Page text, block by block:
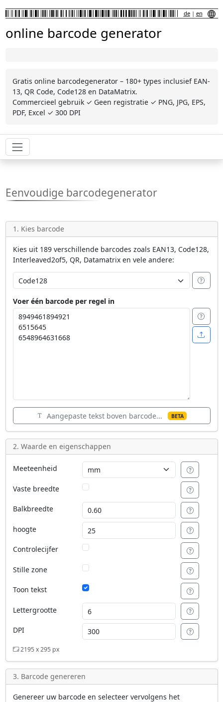
de| en
online barcode generator
Gratis online barcodegenerator – 180+ types inclusief EAN-
13, QR Code, Code128 en DataMatrix.
Commercieel gebruik ✓ Geen registratie ✓ PNG, JPG, EPS,
PDF, Excel ✓ 300 DPI
Eenvoudige barcodegenerator
1. Kies barcode
Kies uit 189 verschillende barcodes zoals EAN13, Code128,
Interleaved2of5, QR, Datamatrix en vele andere:
Voer één barcode per regel in
Aangepaste tekst boven barcode... BETA
2. Waarde en eigenschappen
Meeteenheid
Vaste breedte
Balkbreedte
hoogte
Controlecijfer
Stille zone
Toon tekst
Lettergrootte
DPI
2195 x 295 px
3. Barcode genereren
Genereer uw barcode en selecteer vervolgens het